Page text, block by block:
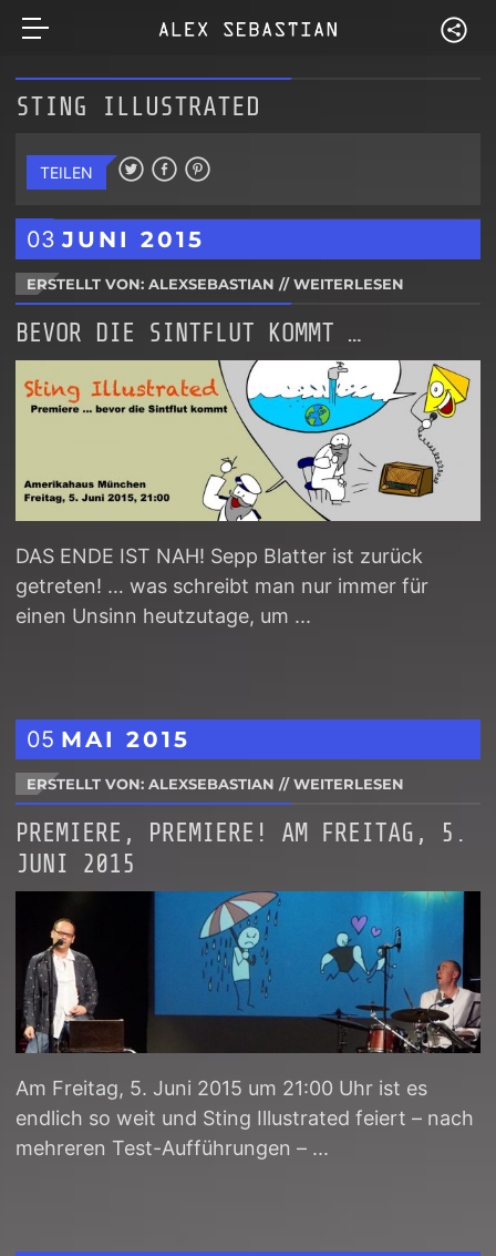
STING ILLUSTRATED
TEILEN
03JUNI2015
ERSTELLT VON: ALEXSEBASTIAN //WEITERLESEN
BEVOR DIE SINTFLUT KOMMT …
DAS ENDE IST NAH! Sepp Blatter ist zurück
getreten! … was schreibt man nur immer für
einen Unsinn heutzutage, um ...
05 MAI2015
ERSTELLT VON: ALEXSEBASTIAN //WEITERLESEN
PREMIERE, PREMIERE! AM FREITAG, 5.
JUNI 2015
Am Freitag, 5. Juni 2015 um 21:00 Uhr ist es
endlich so weit und Sting Illustrated feiert – nach
mehreren Test-Aufführungen – ...